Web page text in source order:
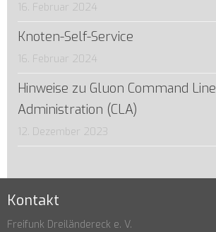
16. Februar 2024
Knoten-Self-Service
16. Februar 2024
Hinweise zu Gluon Command Line
Administration (CLA)
12. Dezember 2023
Kontakt
Freifunk Dreiländereck e. V.